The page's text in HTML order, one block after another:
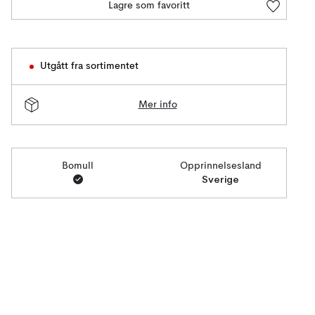
Lagre som favoritt
Utgått fra sortimentet
Mer info
Bomull Opprinnelsesland
Sverige